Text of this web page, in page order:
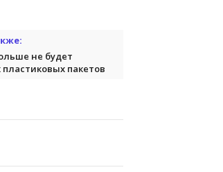
не будет
пакетов